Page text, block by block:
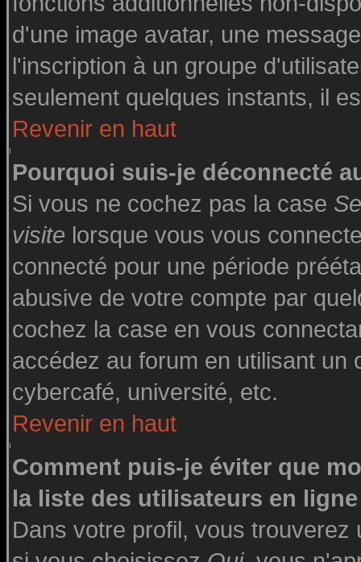
d'une image avatar, une
l'inscription à un groupe
seulement quelques instants, il
Revenir en haut
Pourquoi suis-je déconnecté
Si vous ne cochez pas la case
visite lorsque vous vous
connecté pour une période
abusive de votre compte par
cochez la case en vous
accédez au forum en utilisant un
cybercafé, université, etc.
Revenir en haut
Comment puis-je éviter que
la liste des utilisateurs en
Dans votre profil, vous trouverez